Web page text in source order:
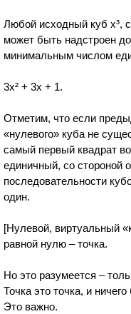
Любой исходный куб x³,
может быть надстроен
минимальным числом
3x² + 3x + 1.
Отметим, что если
«нулевого» куба не
самый первый квадрат
единичный, со стороной
последовательности
один.
[Нулевой, виртуальный
равной нулю – точка.
Но это разумеется –
Точка это точка, и ничего
Это важно.